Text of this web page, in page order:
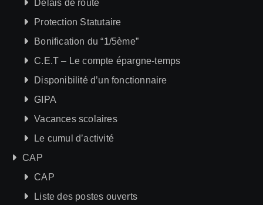
Délais de route
Protection Statutaire
Bonification du “1/5ème”
C.E.T – Le compte épargne-temps
Disponibilité d’un fonctionnaire
GIPA
Vacances scolaires
Le cumul d’activité
CAP
CAP
Liste des postes ouverts